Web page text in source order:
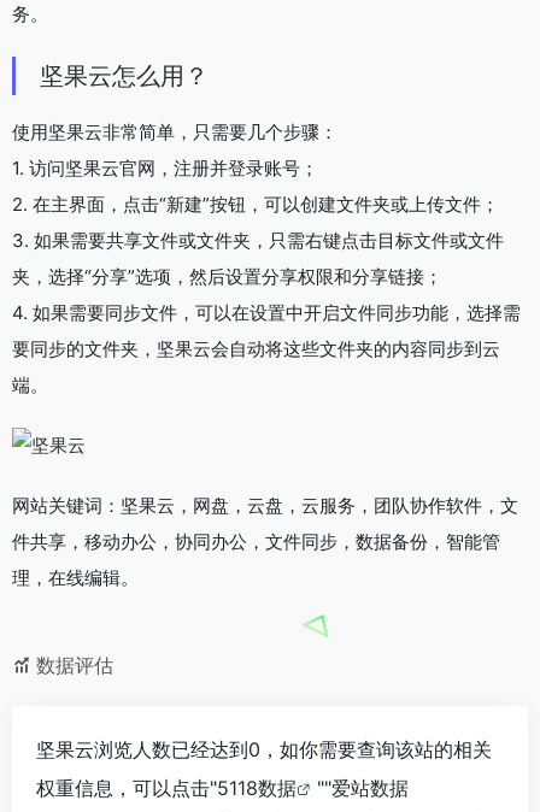
务。
坚果云怎么用？
使用坚果云非常简单，只需要几个步骤：
1. 访问坚果云官网，注册并登录账号；
2. 在主界面，点击“新建”按钮，可以创建文件夹或上传文件；
3. 如果需要共享文件或文件夹，只需右键点击目标文件或文件
夹，选择“分享”选项，然后设置分享权限和分享链接；
4. 如果需要同步文件，可以在设置中开启文件同步功能，选择需
要同步的文件夹，坚果云会自动将这些文件夹的内容同步到云
端。
网站关键词：坚果云，网盘，云盘，云服务，团队协作软件，文
件共享，移动办公，协同办公，文件同步，数据备份，智能管
理，在线编辑。
数据评估
坚果云浏览人数已经达到0，如你需要查询该站的相关
权重信息，可以点击"5118数据 ""爱站数据